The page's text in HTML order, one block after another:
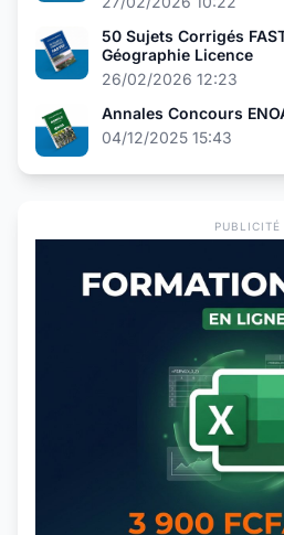
50 Sujets Corrigés
Géographie Licence
26/02/2026 12:23
Annales Concours
04/12/2025 15:43
PUBLICITÉ